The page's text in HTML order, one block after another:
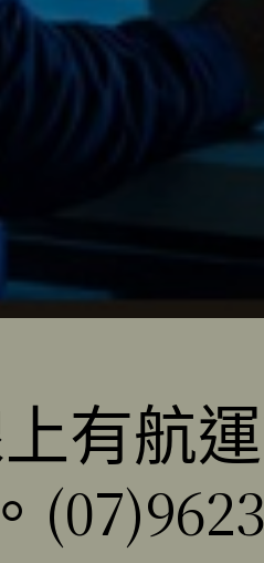
有航